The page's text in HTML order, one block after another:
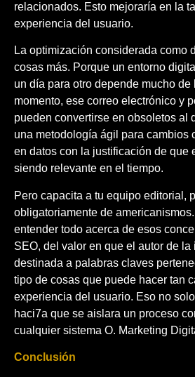
relacionados. Esto mejoraría en la
experiencia del usuario.
La optimización considerada como
cosas más. Porque un entorno
un día para otro depende mucho de
momento, ese correo electrónico y
pueden convertirse en obsoletos al
una metodología ágil para cambios
en datos con la justificación de que
siendo relevante en el tiempo.
Pero capacita a tu equipo editorial,
obligatoriamente de
entender todo acerca de esos
SEO, del valor en que el autor de la
destinada a palabras claves
tipo de cosas que puede hacer tan
experiencia del usuario. Eso no
haci7a que se aislara un proceso
cualquier sistema O. Marketing
Conclusión